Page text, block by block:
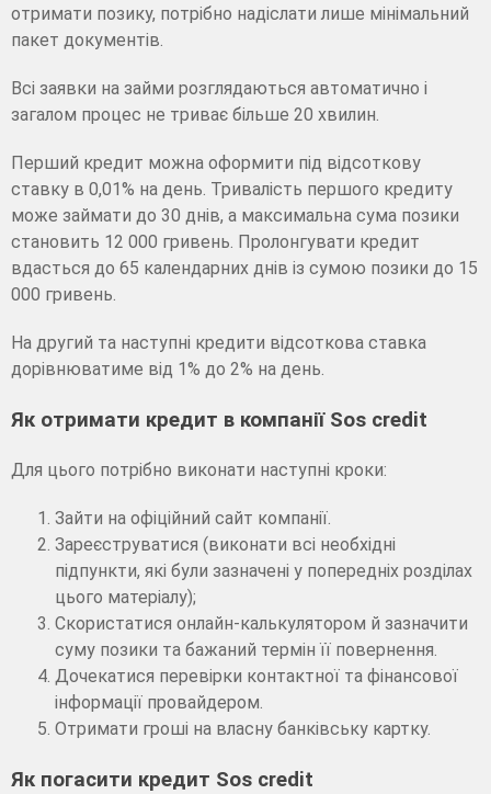
отримати позику, потрібно надіслати лише мінімальний
пакет документів.
Всі заявки на займи розглядаються автоматично і
загалом процес не триває більше 20 хвилин.
Перший кредит можна оформити під відсоткову
ставку в 0,01% на день. Тривалість першого кредиту
може займати до 30 днів, а максимальна сума позики
становить 12 000 гривень. Пролонгувати кредит
вдасться до 65 календарних днів із сумою позики до 15
000 гривень.
На другий та наступні кредити відсоткова ставка
дорівнюватиме від 1% до 2% на день.
Як отримати кредит в компанії Sos credit
Для цього потрібно виконати наступні кроки:
Зайти на офіційний сайт компанії.
Зареєструватися (виконати всі необхідні
підпункти, які були зазначені у попередніх розділах
цього матеріалу);
Скористатися онлайн-калькулятором й зазначити
суму позики та бажаний термін її повернення.
Дочекатися перевірки контактної та фінансової
інформації провайдером.
Отримати гроші на власну банківську картку.
Як погасити кредит Sos credit